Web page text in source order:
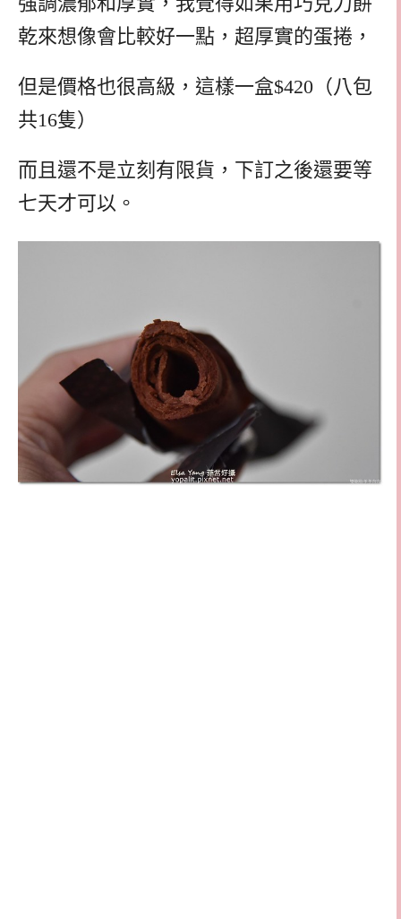
乾來想像會比較好一點，超厚實的蛋捲，
但是價格也很高級，這樣一盒$420（八包
共16隻）
而且還不是立刻有限貨，下訂之後還要等
七天才可以。